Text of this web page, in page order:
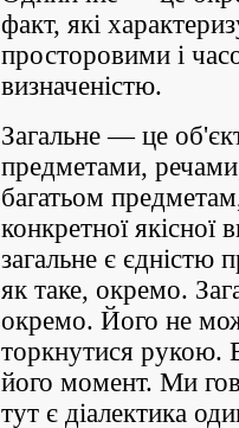
факт, які
просторовими і
визначеністю.
Загальне — це
предметами,
багатьом
конкретної якісної
загальне є єдністю
як таке, окремо.
окремо. Його не
торкнутися рукою.
його момент. Ми
тут є діалектика